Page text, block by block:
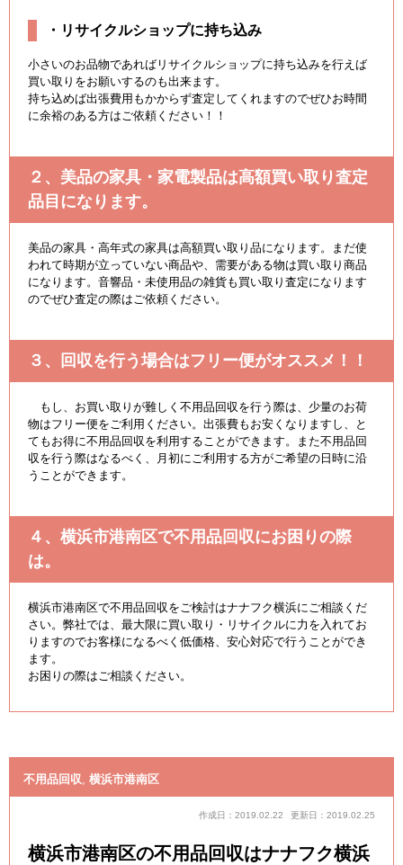
・リサイクルショップに持ち込み
小さいのお品物であればリサイクルショップに持ち込みを行えば
買い取りをお願いするのも出来ます。
持ち込めば出張費用もかからず査定してくれますのでぜひお時間
に余裕のある方はご依頼ください！！
２、美品の家具・家電製品は高額買い取り査定
品目になります。
美品の家具・高年式の家具は高額買い取り品になります。まだ使
われて時期が立っていない商品や、需要がある物は買い取り商品
になります。音響品・未使用品の雑貨も買い取り査定になります
のでぜひ査定の際はご依頼ください。
３、回収を行う場合はフリー便がオススメ！！
もし、お買い取りが難しく不用品回収を行う際は、少量のお荷
物はフリー便をご利用ください。出張費もお安くなりますし、と
てもお得に不用品回収を利用することができます。また不用品回
収を行う際はなるべく、月初にご利用する方がご希望の日時に沿
うことができます。
４、横浜市港南区で不用品回収にお困りの際
は。
横浜市港南区で不用品回収をご検討はナナフク横浜にご相談くだ
さい。弊社では、最大限に買い取り・リサイクルに力を入れてお
りますのでお客様になるべく低価格、安心対応で行うことができ
ます。
お困りの際はご相談ください。
不用品回収, 横浜市港南区
作成日：2019.02.22 更新日：2019.02.25
横浜市港南区の不用品回収はナナフク横浜